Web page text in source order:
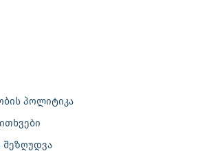
პოლიტიკა
შეზღუდვა